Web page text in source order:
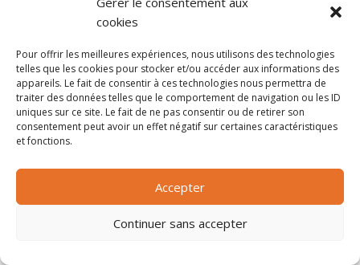
cookies
Pour offrir les meilleures expériences, nous utilisons des technologies
telles que les cookies pour stocker et/ou accéder aux informations des
appareils. Le fait de consentir à ces technologies nous permettra de
traiter des données telles que le comportement de navigation ou les ID
uniques sur ce site. Le fait de ne pas consentir ou de retirer son
consentement peut avoir un effet négatif sur certaines caractéristiques
et fonctions.
Accepter
Continuer sans accepter
Nord 59
Nucléaire
Objets connectés
Objets en plastique
Oise 60